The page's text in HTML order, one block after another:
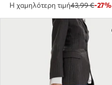
Η χαμηλότερη τιμή43,99 €-27%